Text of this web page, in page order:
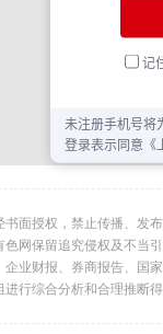
书面授权，禁止传播、
网保留追究侵权及不当
企业财报、券商报告、国
行综合分析和合理推断